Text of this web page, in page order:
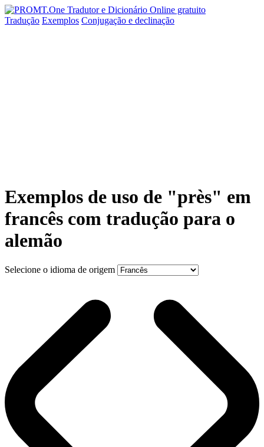
Tradução Exemplos Conjugação e declinação
Exemplos de uso de "près" em
francês com tradução para o
alemão
Selecione o idioma de origem